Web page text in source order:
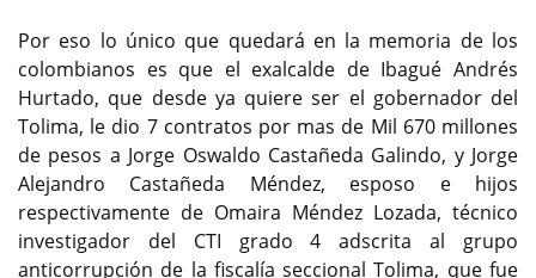
Por eso lo único que quedará en la memoria de los
colombianos es que el exalcalde de Ibagué Andrés
Hurtado, que desde ya quiere ser el gobernador del
Tolima, le dio 7 contratos por mas de Mil 670 millones
de pesos a Jorge Oswaldo Castañeda Galindo, y Jorge
Alejandro Castañeda Méndez, esposo e hijos
respectivamente de Omaira Méndez Lozada, técnico
investigador del CTI grado 4 adscrita al grupo
anticorrupción de la fiscalía seccional Tolima, que fue